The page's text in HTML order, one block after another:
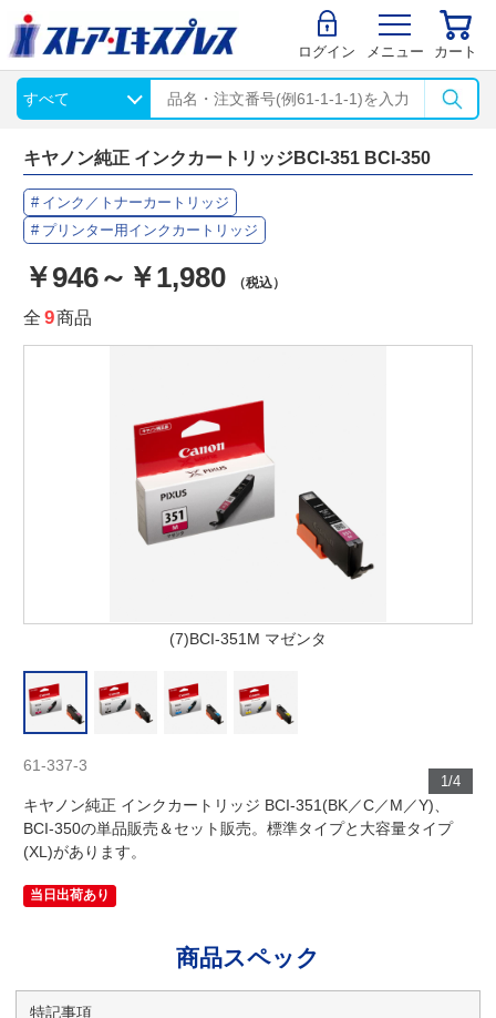
ログイン メニュー カート
キヤノン純正 インクカートリッジBCI-351 BCI-350
インク／トナーカートリッジ
プリンター用インクカートリッジ
￥946～￥1,980 （税込）
全 9商品
(7)BCI-351M マゼンタ
1/4
61-337-3
キヤノン純正 インクカートリッジ BCI-351(BK／C／M／Y)、
BCI-350の単品販売＆セット販売。標準タイプと大容量タイプ
(XL)があります。
当日出荷あり
商品スペック
特記事項